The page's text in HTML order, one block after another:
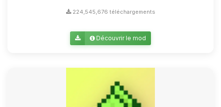
224,545,676 téléchargements
Découvrir le mod